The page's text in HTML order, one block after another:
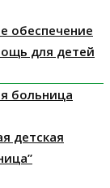
обеспечение
для детей
больница
детская